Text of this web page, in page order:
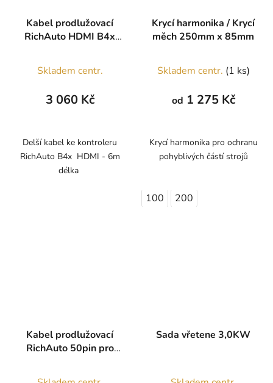
Kabel prodlužovací
RichAuto HDMI B4x
hodnocení
produktu
z
5
hvězdiček.
Skladem centr.
3 060 Kč
Delší kabel ke kontroleru
RichAuto B4x HDMI - 6m
délka
Krycí harmonika / Krycí
měch 250mm x 85mm
Skladem centr. (1 ks)
od 1 275 Kč
Krycí harmonika pro ochranu
pohyblivých částí strojů
100 200
Kabel prodlužovací
RichAuto 50pin pro
Sada vřetene 3,0KW